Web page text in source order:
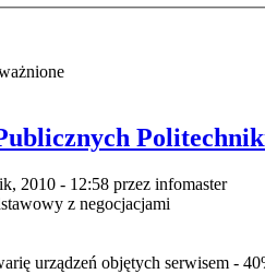
2010 - 12:58 przez infomaster
z negocjacjami
urządzeń objętych serwisem -